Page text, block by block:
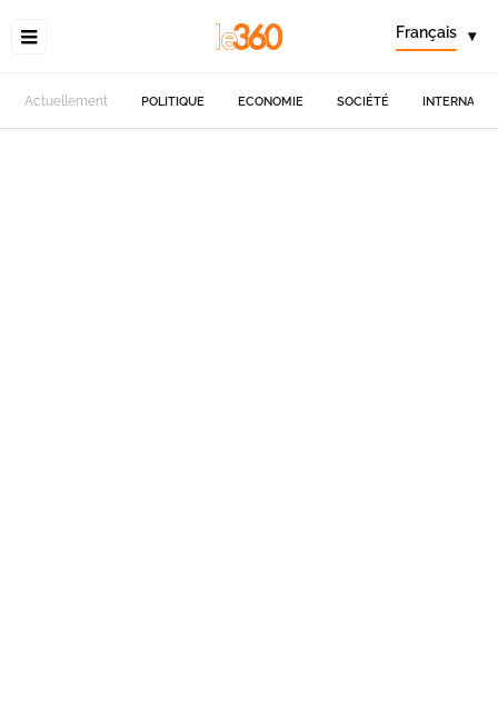
Français ▾
Actuellement POLITIQUE ECONOMIE SOCIÉTÉ